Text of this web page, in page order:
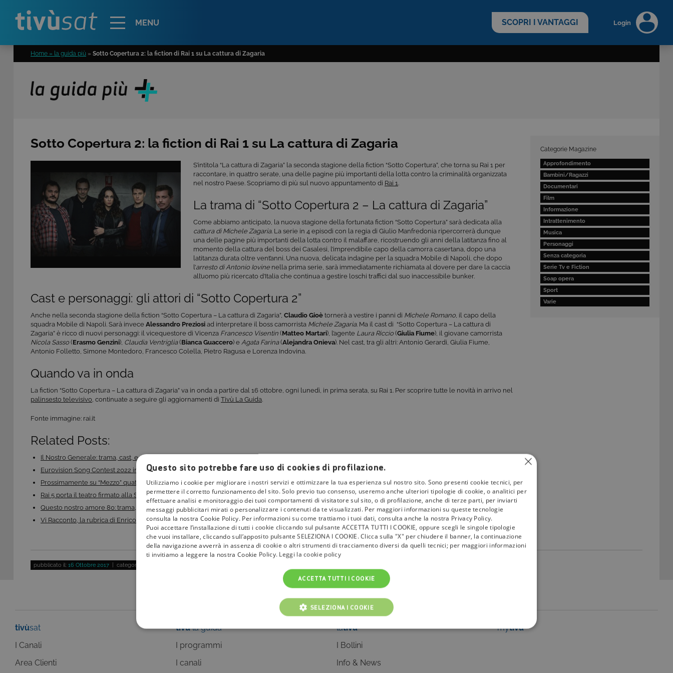
MENU SCOPRI I VANTAGGI Login
Home » la guida più » Sotto Copertura 2: la fiction di Rai 1 su La cattura di Zagaria
Categorie Magazine
Approfondimento
Bambini/Ragazzi
Documentari
Film
Informazione
Intrattenimento
Musica
Personaggi
Senza categoria
Serie Tv e Fiction
Soap opera
Sport
Varie
Sotto Copertura 2: la fiction di Rai 1 su La cattura di Zagaria
S’intitola “La cattura di Zagaria” la seconda stagione della fiction “Sotto Copertura”, che torna su Rai 1 per
raccontare, in quattro serate, una delle pagine più importanti della lotta contro la criminalità organizzata
nel nostro Paese. Scopriamo di più sul nuovo appuntamento di Rai 1.
La trama di “Sotto Copertura 2 – La cattura di Zagaria”
Come abbiamo anticipato, la nuova stagione della fortunata fiction “Sotto Copertura” sarà dedicata alla
cattura di Michele Zagaria. La serie in 4 episodi con la regia di Giulio Manfredonia ripercorrerà dunque
una delle pagine più importanti della lotta contro il malaffare, ricostruendo gli anni della latitanza fino al
momento della cattura del boss dei Casalesi, l’imprendibile capo della camorra casertana, dopo una
latitanza durata oltre vent’anni. Una nuova, delicata indagine per la squadra Mobile di Napoli, che dopo
l’arresto di Antonio Iovine nella prima serie, sarà immediatamente richiamata al dovere per dare la caccia
all’uomo più ricercato d’Italia che continua a gestire loschi traffici dal suo inaccessibile bunker.
Cast e personaggi: gli attori di “Sotto Copertura 2”
Anche nella seconda stagione della fiction “Sotto Copertura – La cattura di Zagaria”, Claudio Gioè tornerà a vestire i panni di Michele Romano, il capo della
squadra Mobile di Napoli. Sarà invece Alessandro Preziosi ad interpretare il boss camorrista Michele Zagaria. Ma il cast di “Sotto Copertura – La cattura di
Zagaria” è ricco di nuovi personaggi: il vicequestore di Vicenza Francesco Visentin (Matteo Martari), l’agente Laura Riccio (Giulia Fiume), il giovane camorrista
Nicola Sasso (Erasmo Genzini), Claudia Ventriglia(Bianca Guaccero) e Agata Farina(Alejandra Onieva). Nel cast, tra gli altri: Antonio Gerardi, Giulia Fiume,
Antonio Folletto, Simone Montedoro, Francesco Colella, Pietro Ragusa e Lorenza Indovina.
Quando va in onda
La fiction “Sotto Copertura – La cattura di Zagaria” va in onda a partire dal 16 ottobre, ogni lunedì, in prima serata, su Rai 1. Per scoprire tutte le novità in arrivo nel
palinsesto televisivo, continuate a seguire gli aggiornamenti di Tivù La Guida.
Fonte immagine: rai.it
Related Posts:
Il Nostro Generale: trama, cast, e quando va in onda…
Eurovision Song Contest 2022 in tv, anche su Rai 4K:…
Prossimamente su “Mezzo” quattro prime serate…
Rai 5 porta il teatro firmato alla Scala sul piccolo…
Questo nostro amore 80: trama, cast e anticipazioni…
Vi Racconto, la rubrica di Enrico Vanzina su Cine34:…
pubblicato il: 16 Ottobre 2017 | categoria:
tivùsat
I Canali
Area Clienti
tivùla guida
I programmi
I canali
lativù
I Bollini
Info & News
mytivù
Questo sito potrebbe fare uso di cookies di profilazione.
Utilizziamo i cookie per migliorare i nostri servizi e ottimizzare la tua esperienza sul nostro sito. Sono presenti cookie tecnici, per
permettere il corretto funzionamento del sito. Solo previo tuo consenso, useremo anche ulteriori tipologie di cookie, o analitici per
effettuare analisi e monitoraggio dei tuoi comportamenti di visitatore sul sito, o di profilazione, anche di terze parti, per inviarti
messaggi pubblicitari mirati o personalizzare i contenuti da te visualizzati. Per maggiori informazioni su queste tecnologie
consulta la nostra Cookie Policy. Per informazioni su come trattiamo i tuoi dati, consulta anche la nostra Privacy Policy.
Puoi accettare l’installazione di tutti i cookie cliccando sul pulsante ACCETTA TUTTI I COOKIE, oppure scegli le singole tipologie
che vuoi installare, cliccando sull’apposito pulsante SELEZIONA I COOKIE. Clicca sulla "X" per chiudere il banner, la continuazione
della navigazione avverrà in assenza di cookie o altri strumenti di tracciamento diversi da quelli tecnici; per maggiori informazioni
ti invitiamo a leggere la nostra Cookie Policy. Leggi la cookie policy
ACCETTA TUTTI I COOKIE
SELEZIONA I COOKIE
COOKIE TECNICI COOKIE ANALITICI COOKIE DI PROFILAZIONE FUNZIONALITÀ